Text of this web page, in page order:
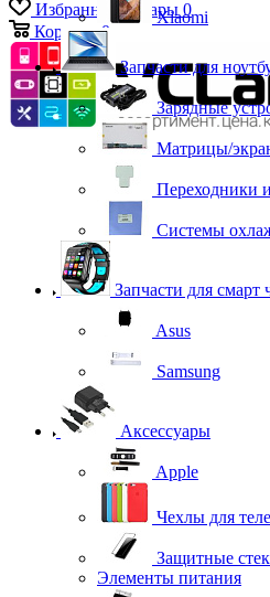
Избранные товары 0
Корзина 0
Xiaomi
Запчасти для
Зарядные
Матрицы/
Переходники
Системы
Запчасти для смарт
Asus
Samsung
Аксессуары
Apple
Чехлы для
Защитные
Элементы питания